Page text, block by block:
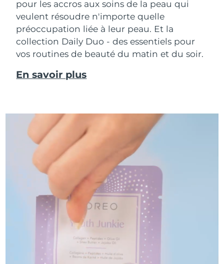
pour les accros aux soins de la peau qui
veulent résoudre n'importe quelle
préoccupation liée à leur peau. Et la
collection Daily Duo - des essentiels pour
vos routines de beauté du matin et du soir.
En savoir plus